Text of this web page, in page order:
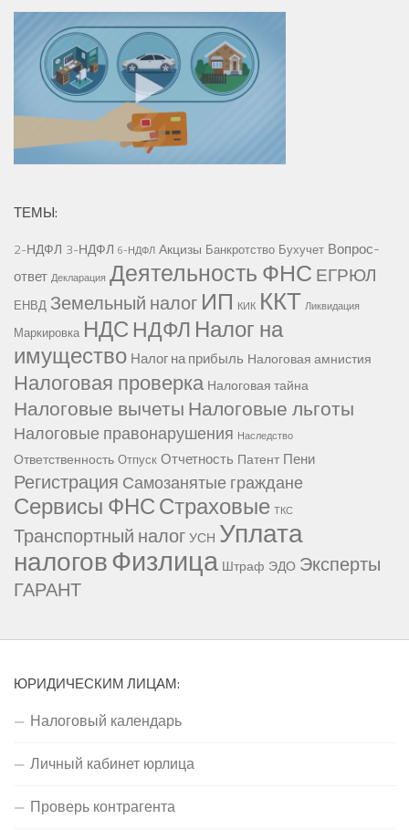
ТЕМЫ:
2-НДФЛ 3-НДФЛ 6-НДФЛ Акцизы Банкротство Бухучет Вопрос-
ответ Декларация Деятельность ФНС ЕГРЮЛ
ЕНВД Земельный налог ИП КИК ККТ Ликвидация
Маркировка НДС НДФЛ Налог на
имущество Налог на прибыль Налоговая амнистия
Налоговая проверка Налоговая тайна
Налоговые вычетыНалоговые льготы
Налоговые правонарушения Наследство
Ответственность Отпуск Отчетность Патент Пени
Регистрация Самозанятые граждане
Сервисы ФНССтраховые ТКС
Транспортный налогУСН Уплата
налоговФизлица Штраф ЭДО Эксперты
ГАРАНТ
ЮРИДИЧЕСКИМ ЛИЦАМ:
Налоговый календарь
Личный кабинет юрлица
Проверь контрагента